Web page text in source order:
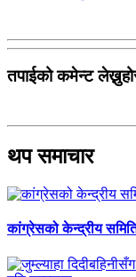
तपाईको कमेन्ट
थप समाचार
कांग्रेसको केन्द्रीय